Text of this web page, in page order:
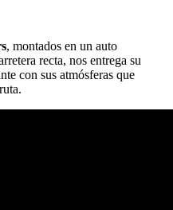
, montados en un auto
recta, nos entrega su
con sus atmósferas que